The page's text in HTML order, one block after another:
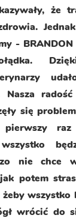
że
-
Nasza
się
pierwszy
nie chce
potem
wszystko
wrócić do